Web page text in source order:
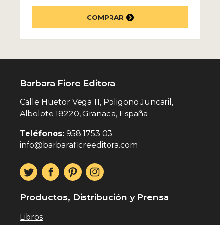
COMPRAR
Barbara Fiore Editora
Calle Huetor Vega 11, Poligono Juncaril,
Albolote 18220, Granada, España
Teléfonos: 958 1753 03
info@barbarafioreeditora.com
Productos, Distribución y Prensa
Libros